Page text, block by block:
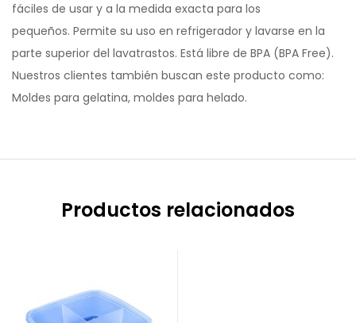
fáciles de usar y a la medida exacta para los
pequeños. Permite su uso en refrigerador y lavarse en la
parte superior del lavatrastos. Está libre de BPA (BPA Free).
Nuestros clientes también buscan este producto como:
Moldes para gelatina, moldes para helado.
Productos relacionados